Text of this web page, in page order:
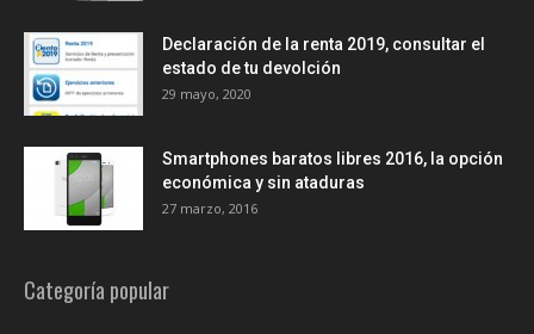
Declaración de la renta 2019, consultar el
estado de tu devolción
29 mayo, 2020
Smartphones baratos libres 2016, la opción
económica y sin ataduras
27 marzo, 2016
Categoría popular